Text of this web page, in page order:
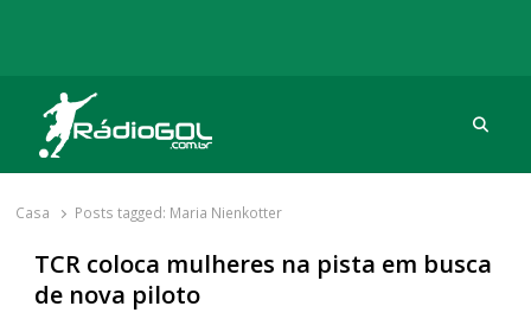
Rádio Gol
Há mais de 20 anos com as melhores coberturas
Casa Posts tagged: Maria Nienkotter
TCR coloca mulheres na pista em busca
de nova piloto